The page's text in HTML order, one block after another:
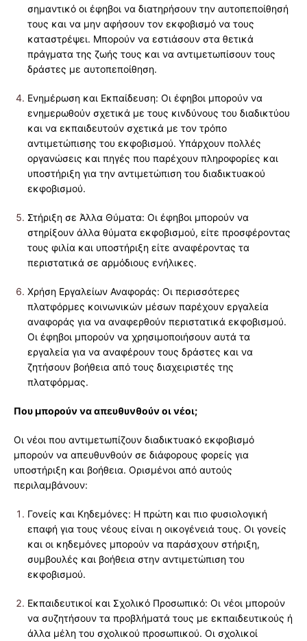
σημαντικό οι έφηβοι να διατηρήσουν την αυτοπεποίθησή
τους και να μην αφήσουν τον εκφοβισμό να τους
καταστρέψει. Μπορούν να εστιάσουν στα θετικά
πράγματα της ζωής τους και να αντιμετωπίσουν τους
δράστες με αυτοπεποίθηση.
Ενημέρωση και Εκπαίδευση: Οι έφηβοι μπορούν να
ενημερωθούν σχετικά με τους κινδύνους του διαδικτύου
και να εκπαιδευτούν σχετικά με τον τρόπο
αντιμετώπισης του εκφοβισμού. Υπάρχουν πολλές
οργανώσεις και πηγές που παρέχουν πληροφορίες και
υποστήριξη για την αντιμετώπιση του διαδικτυακού
εκφοβισμού.
Στήριξη σε Άλλα Θύματα: Οι έφηβοι μπορούν να
στηρίξουν άλλα θύματα εκφοβισμού, είτε προσφέροντας
τους φιλία και υποστήριξη είτε αναφέροντας τα
περιστατικά σε αρμόδιους ενήλικες.
Χρήση Εργαλείων Αναφοράς: Οι περισσότερες
πλατφόρμες κοινωνικών μέσων παρέχουν εργαλεία
αναφοράς για να αναφερθούν περιστατικά εκφοβισμού.
Οι έφηβοι μπορούν να χρησιμοποιήσουν αυτά τα
εργαλεία για να αναφέρουν τους δράστες και να
ζητήσουν βοήθεια από τους διαχειριστές της
πλατφόρμας.
Που μπορούν να απευθυνθούν οι νέοι;
Οι νέοι που αντιμετωπίζουν διαδικτυακό εκφοβισμό
μπορούν να απευθυνθούν σε διάφορους φορείς για
υποστήριξη και βοήθεια. Ορισμένοι από αυτούς
περιλαμβάνουν:
Γονείς και Κηδεμόνες: Η πρώτη και πιο φυσιολογική
επαφή για τους νέους είναι η οικογένειά τους. Οι γονείς
και οι κηδεμόνες μπορούν να παράσχουν στήριξη,
συμβουλές και βοήθεια στην αντιμετώπιση του
εκφοβισμού.
Εκπαιδευτικοί και Σχολικό Προσωπικό: Οι νέοι μπορούν
να συζητήσουν τα προβλήματά τους με εκπαιδευτικούς ή
άλλα μέλη του σχολικού προσωπικού. Οι σχολικοί